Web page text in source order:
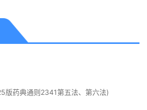
版药典通则2341第五法、第六法)